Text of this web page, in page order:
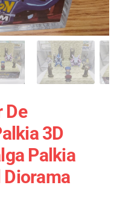
De
3D
Palkia
Diorama